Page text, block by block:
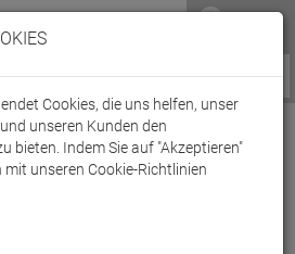
Service / Hilfe
Cookies, die uns helfen, unser
unseren Kunden den
bieten. Indem Sie auf "Akzeptieren"
mit unseren Cookie-Richtlinien